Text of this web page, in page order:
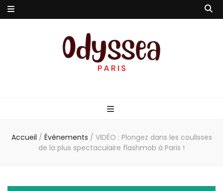
Accueil / Événements / VIDÉO : Plongez dans les coulisses
de la plus spectaculaire flashmob à Paris !